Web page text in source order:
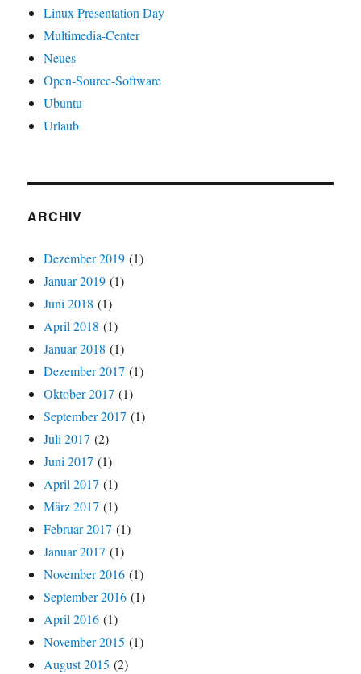
Linux Presentation Day
Multimedia-Center
Neues
Open-Source-Software
Ubuntu
Urlaub
ARCHIV
Dezember 2019 (1)
Januar 2019 (1)
Juni 2018 (1)
April 2018 (1)
Januar 2018 (1)
Dezember 2017 (1)
Oktober 2017 (1)
September 2017 (1)
Juli 2017 (2)
Juni 2017 (1)
April 2017 (1)
März 2017 (1)
Februar 2017 (1)
Januar 2017 (1)
November 2016 (1)
September 2016 (1)
April 2016 (1)
November 2015 (1)
August 2015 (2)